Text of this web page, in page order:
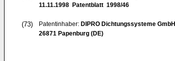
11.11.1998 Patentblatt 1998/46
(73) Patentinhaber: DIPRO Dichtungssysteme GmbH
26871 Papenburg (DE)